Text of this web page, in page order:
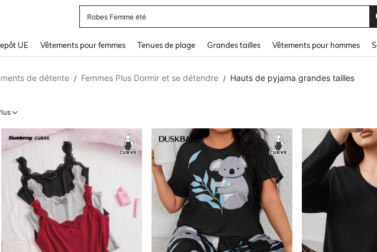
Jupe
UE Vêtements pour femmes Tenues de plage Grandes tailles Vêtements pour hommes
de détente / Femmes Plus Dormir et se détendre / Hauts de pyjama grandes tailles